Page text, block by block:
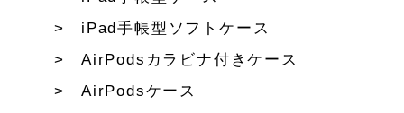
iPad手帳型ソフトケース
AirPodsカラビナ付きケース
AirPodsケース